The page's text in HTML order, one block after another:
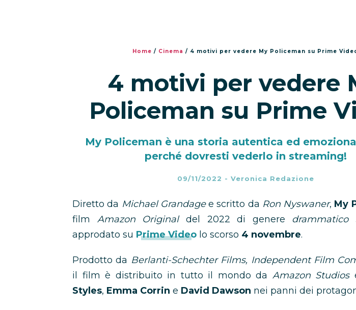
Home / Cinema / 4 motivi per vedere My Policeman su Prime
4 motivi per vedere
Policeman su Prime
My Policeman è una storia autentica ed
perché dovresti vederlo in streaming!
09/11/2022 - Veronica Redazione
Diretto da Michael Grandagee scritto da Ron Nyswaner, My
film Amazon Original del 2022 di genere drammatico
approdato su Prime Video lo scorso 4 novembre.
Prodotto da Berlanti-Schechter Films, Independent Film
il film è distribuito in tutto il mondo da Amazon Studios
Styles, Emma Corrin e David Dawson nei panni dei